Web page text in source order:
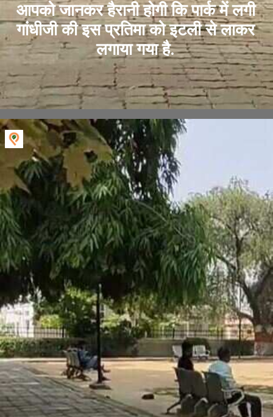
आपको जानकर हैरानी होगी कि पार्क में लगी
गांधीजी की इस प्रतिमा को इटली से लाकर
लगाया गया है.